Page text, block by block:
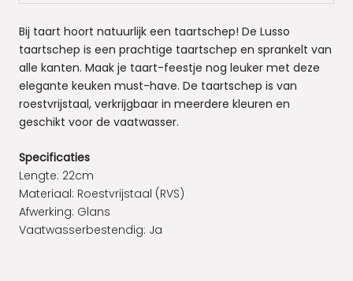
Bij taart hoort natuurlijk een taartschep! De Lusso
taartschep is een prachtige taartschep en sprankelt van
alle kanten. Maak je taart-feestje nog leuker met deze
elegante keuken must-have. De taartschep is van
roestvrijstaal, verkrijgbaar in meerdere kleuren en
geschikt voor de vaatwasser.
Specificaties
Lengte: 22cm
Materiaal: Roestvrijstaal (RVS)
Afwerking: Glans
Vaatwasserbestendig: Ja